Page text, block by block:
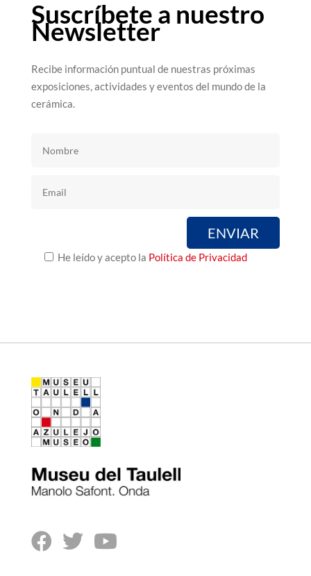
Suscríbete a nuestro
Newsletter
Recibe información puntual de nuestras próximas
exposiciones, actividades y eventos del mundo de la
cerámica.
He leído y acepto la Política de Privacidad
  